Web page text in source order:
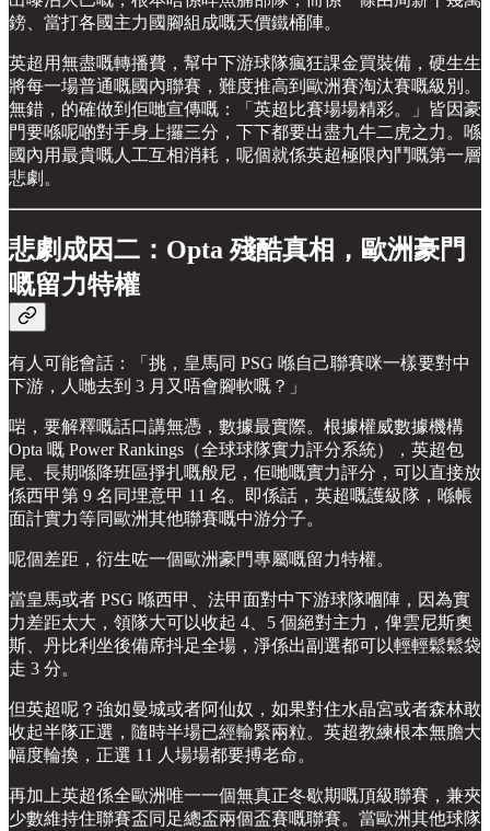
鎊、當打各國主力國腳組成嘅天價鐵桶陣。
英超用無盡嘅轉播費，幫中下游球隊瘋狂課金買裝備，硬生生
將每一場普通嘅國內聯賽，難度推高到歐洲賽淘汰賽嘅級別。
無錯，的確做到佢哋宣傳嘅：「英超比賽場場精彩。」皆因豪
門要喺呢啲對手身上攞三分，下下都要出盡九牛二虎之力。喺
國內用最貴嘅人工互相消耗，呢個就係英超極限內鬥嘅第一層
悲劇。
悲劇成因二：Opta 殘酷真相，歐洲豪門
嘅留力特權
有人可能會話：「挑，皇馬同 PSG 喺自己聯賽咪一樣要對中
下游，人哋去到 3 月又唔會腳軟嘅？」
啱，要解釋嘅話口講無憑，數據最實際。根據權威數據機構
Opta 嘅 Power Rankings（全球球隊實力評分系統），英超包
尾、長期喺降班區掙扎嘅般尼，佢哋嘅實力評分，可以直接放
係西甲第 9 名同埋意甲 11 名。即係話，英超嘅護級隊，喺帳
面計實力等同歐洲其他聯賽嘅中游分子。
呢個差距，衍生咗一個歐洲豪門專屬嘅留力特權。
當皇馬或者 PSG 喺西甲、法甲面對中下游球隊嗰陣，因為實
力差距太大，領隊大可以收起 4、5 個絕對主力，俾雲尼斯奧
斯、丹比利坐後備席抖足全場，淨係出副選都可以輕輕鬆鬆袋
走 3 分。
但英超呢？強如曼城或者阿仙奴，如果對住水晶宮或者森林敢
收起半隊正選，隨時半場已經輸緊兩粒。英超教練根本無膽大
幅度輪換，正選 11 人場場都要搏老命。
再加上英超係全歐洲唯一一個無真正冬歇期嘅頂級聯賽，兼夾
少數維持住聯賽盃同足總盃兩個盃賽嘅聯賽。當歐洲其他球隊